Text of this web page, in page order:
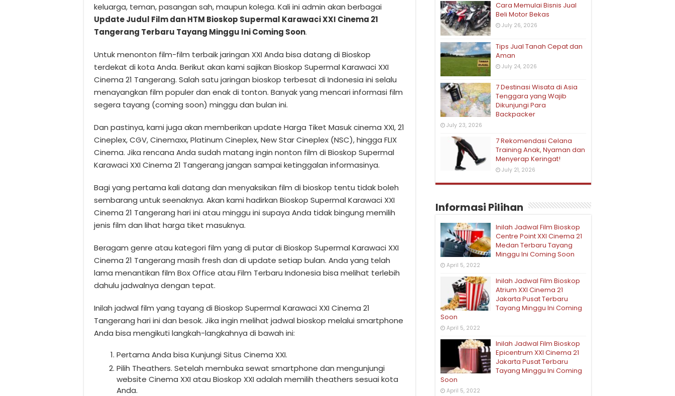
keluarga, teman, pasangan sah, maupun kolega. Kali ini admin akan berbagai
Update Judul Film dan HTM Bioskop Supermal Karawaci XXI Cinema 21
Tangerang Terbaru Tayang Minggu Ini Coming Soon.
Untuk menonton film-film terbaik jaringan XXI Anda bisa datang di Bioskop
terdekat di kota Anda. Berikut akan kami sajikan Bioskop Supermal Karawaci XXI
Cinema 21 Tangerang. Salah satu jaringan bioskop terbesat di Indonesia ini selalu
menayangkan film populer dan enak di tonton. Banyak yang mencari informasi film
segera tayang (coming soon) minggu dan bulan ini.
Dan pastinya, kami juga akan memberikan update Harga Tiket Masuk cinema XXI, 21
Cineplex, CGV, Cinemaxx, Platinum Cineplex, New Star Cineplex (NSC), hingga FLIX
Cinema. Jika rencana Anda sudah matang ingin nonton film di Bioskop Supermal
Karawaci XXI Cinema 21 Tangerang jangan sampai ketinggalan informasinya.
Bagi yang pertama kali datang dan menyaksikan film di bioskop tentu tidak boleh
sembarang untuk seenaknya. Akan kami hadirkan Bioskop Supermal Karawaci XXI
Cinema 21 Tangerang hari ini atau minggu ini supaya Anda tidak bingung memilih
jenis film dan lihat harga tiket masuknya.
Beragam genre atau kategori film yang di putar di Bioskop Supermal Karawaci XXI
Cinema 21 Tangerang masih fresh dan di update setiap bulan. Anda yang telah
lama menantikan film Box Office atau Film Terbaru Indonesia bisa melihat terlebih
dahulu jadwalnya dengan tepat.
Inilah jadwal film yang tayang di Bioskop Supermal Karawaci XXI Cinema 21
Tangerang hari ini dan besok. Jika ingin melihat jadwal bioskop melalui smartphone
Anda bisa mengikuti langkah-langkahnya di bawah ini:
Pertama Anda bisa Kunjungi Situs Cinema XXI.
Pilih Theathers. Setelah membuka sewat smartphone dan mengunjungi
website Cinema XXI atau Bioskop XXI adalah memilih theathers sesuai kota
Anda.
Cara Memulai Bisnis Jual
Beli Motor Bekas
July 26, 2026
Tips Jual Tanah Cepat dan
Aman
July 24, 2026
7 Destinasi Wisata di Asia
Tenggara yang Wajib
Dikunjungi Para
Backpacker
July 23, 2026
7 Rekomendasi Celana
Training Anak, Nyaman dan
Menyerap Keringat!
July 21, 2026
Informasi Pilihan
Inilah Jadwal Film Bioskop
Centre Point XXI Cinema 21
Medan Terbaru Tayang
Minggu Ini Coming Soon
April 5, 2022
Inilah Jadwal Film Bioskop
Atrium XXI Cinema 21
Jakarta Pusat Terbaru
Tayang Minggu Ini Coming
Soon
April 5, 2022
Inilah Jadwal Film Bioskop
Epicentrum XXI Cinema 21
Jakarta Pusat Terbaru
Tayang Minggu Ini Coming
Soon
April 5, 2022